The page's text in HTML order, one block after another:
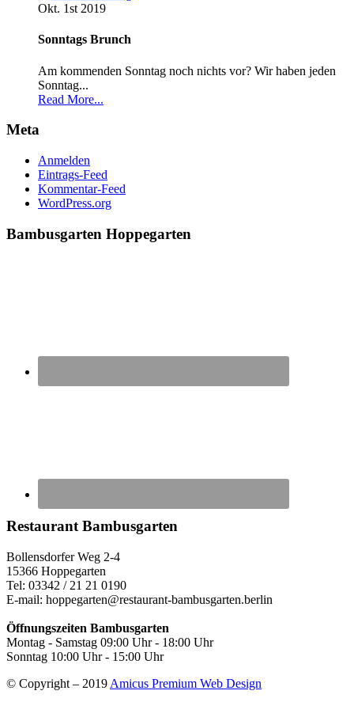
Okt. 1st 2019
Sonntags Brunch
Am kommenden Sonntag noch nichts vor? Wir haben jeden
Sonntag...
Read More...
Meta
Anmelden
Eintrags-Feed
Kommentar-Feed
WordPress.org
Bambusgarten Hoppegarten
Restaurant Bambusgarten
Bollensdorfer Weg 2-4
15366 Hoppegarten
Tel: 03342 / 21 21 0190
E-mail: hoppegarten@restaurant-bambusgarten.berlin
Öffnungszeiten Bambusgarten
Montag - Samstag 09:00 Uhr - 18:00 Uhr
Sonntag 10:00 Uhr - 15:00 Uhr
© Copyright – 2019 Amicus Premium Web Design